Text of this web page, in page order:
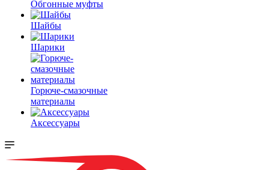
Обгонные муфты
Шайбы
Шарики
Горюче-смазочные
материалы
Аксессуары